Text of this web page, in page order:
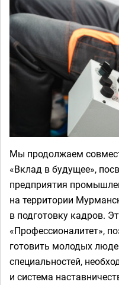
Мы продолжаем
«Вклад в будущее»,
предприятия
на территории
в подготовку кадров.
«Профессионалитет»,
готовить молодых
специальностей,
и система